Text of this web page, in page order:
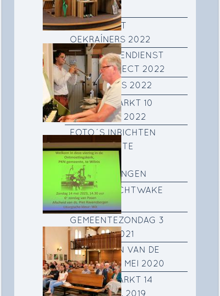
2023
KERSTFEEST
OEKRAÍNERS 2022
KINDERNEVENDIENST
KERSTPROJECT 2022
PATMOS REIS 2022
NAJAARSMARKT 10
SEPTEMBER 2022
FOTO´S INRICHTEN
WOONRUIMTE
OEKRAÌNSE
VLUCHTELINGEN
FOTO'S NACHTWAKE
OEKRAÏNE
GEMEENTEZONDAG 3
OKTOBER 2021
SCHILDEREN VAN DE
SCHAKEL 12 MEI 2020
NAJAARSMARKT 14
SEPTEMBER. 2019